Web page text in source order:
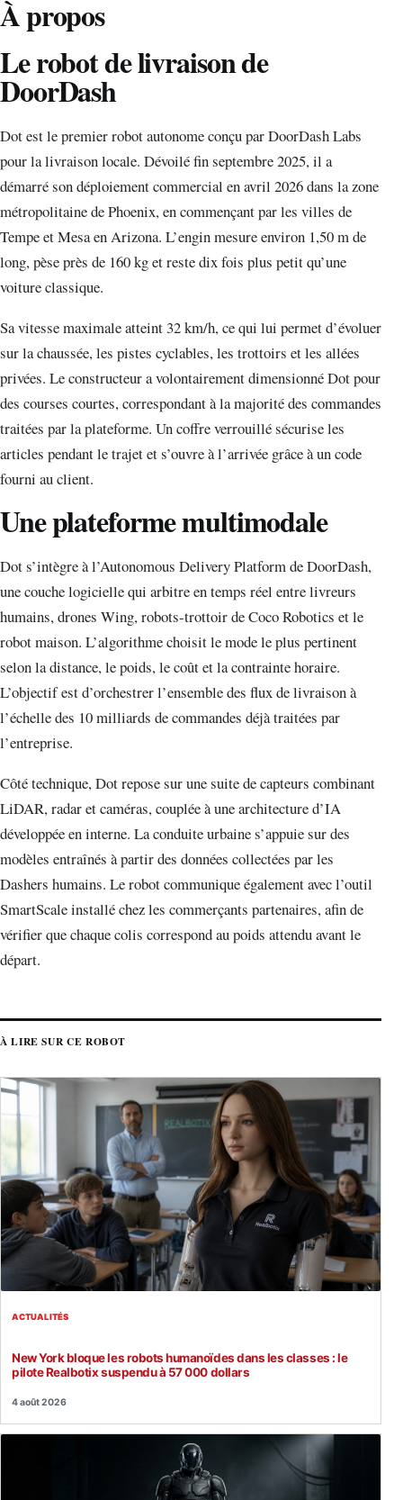
À propos
Le robot de livraison de
DoorDash
Dot est le premier robot autonome conçu par DoorDash Labs
pour la livraison locale. Dévoilé fin septembre 2025, il a
démarré son déploiement commercial en avril 2026 dans la zone
métropolitaine de Phoenix, en commençant par les villes de
Tempe et Mesa en Arizona. L’engin mesure environ 1,50 m de
long, pèse près de 160 kg et reste dix fois plus petit qu’une
voiture classique.
Sa vitesse maximale atteint 32 km/h, ce qui lui permet d’évoluer
sur la chaussée, les pistes cyclables, les trottoirs et les allées
privées. Le constructeur a volontairement dimensionné Dot pour
des courses courtes, correspondant à la majorité des commandes
traitées par la plateforme. Un coffre verrouillé sécurise les
articles pendant le trajet et s’ouvre à l’arrivée grâce à un code
fourni au client.
Une plateforme multimodale
Dot s’intègre à l’Autonomous Delivery Platform de DoorDash,
une couche logicielle qui arbitre en temps réel entre livreurs
humains, drones Wing, robots-trottoir de Coco Robotics et le
robot maison. L’algorithme choisit le mode le plus pertinent
selon la distance, le poids, le coût et la contrainte horaire.
L’objectif est d’orchestrer l’ensemble des flux de livraison à
l’échelle des 10 milliards de commandes déjà traitées par
l’entreprise.
Côté technique, Dot repose sur une suite de capteurs combinant
LiDAR, radar et caméras, couplée à une architecture d’IA
développée en interne. La conduite urbaine s’appuie sur des
modèles entraînés à partir des données collectées par les
Dashers humains. Le robot communique également avec l’outil
SmartScale installé chez les commerçants partenaires, afin de
vérifier que chaque colis correspond au poids attendu avant le
départ.
À LIRE SUR CE ROBOT
ACTUALITÉS
New York bloque les robots humanoïdes dans les classes : le
pilote Realbotix suspendu à 57 000 dollars
4 août 2026